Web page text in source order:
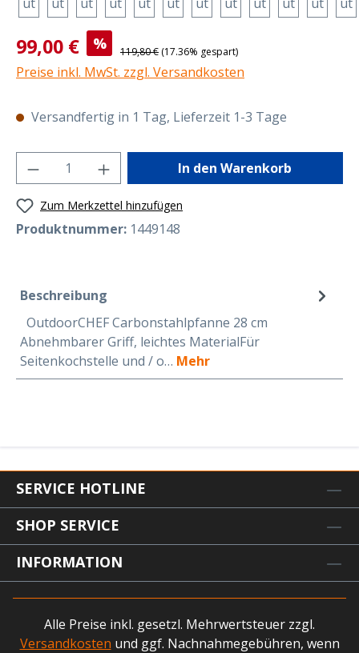
Verkaufspreis:
99,00 € % Regulärer Preis:
119,80 € (17.36% gespart)
Preise inkl. MwSt. zzgl. Versandkosten
Versandfertig in 1 Tag, Lieferzeit 1-3 Tage
Produkt Anzahl: Gib den gewünschten
In den Warenkorb
Zum Merkzettel hinzufügen
Produktnummer: 1449148
Beschreibung
OutdoorCHEF Carbonstahlpfanne 28 cm
Abnehmbarer Griff, leichtes MaterialFür
Seitenkochstelle und / o… Mehr
SERVICE HOTLINE
SHOP SERVICE
INFORMATION
Alle Preise inkl. gesetzl. Mehrwertsteuer zzgl.
Versandkosten und ggf. Nachnahmegebühren, wenn